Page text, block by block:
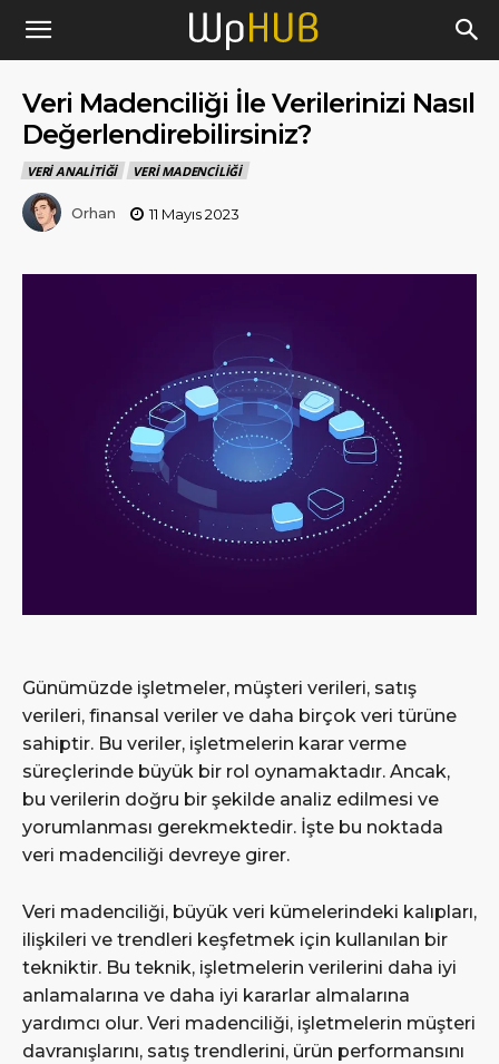
Veri Madenciliği İle Verilerinizi Nasıl
Değerlendirebilirsiniz?
VERI ANALITIĞI VERI MADENCILIĞI
Orhan 11 Mayıs 2023
Günümüzde işletmeler, müşteri verileri, satış
verileri, finansal veriler ve daha birçok veri türüne
sahiptir. Bu veriler, işletmelerin karar verme
süreçlerinde büyük bir rol oynamaktadır. Ancak,
bu verilerin doğru bir şekilde analiz edilmesi ve
yorumlanması gerekmektedir. İşte bu noktada
veri madenciliği devreye girer.
Veri madenciliği, büyük veri kümelerindeki kalıpları,
ilişkileri ve trendleri keşfetmek için kullanılan bir
tekniktir. Bu teknik, işletmelerin verilerini daha iyi
anlamalarına ve daha iyi kararlar almalarına
yardımcı olur. Veri madenciliği, işletmelerin müşteri
davranışlarını, satış trendlerini, ürün performansını